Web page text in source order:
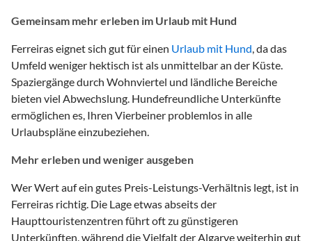
Gemeinsam mehr erleben im Urlaub mit Hund
Ferreiras eignet sich gut für einen Urlaub mit Hund , da das
Umfeld weniger hektisch ist als unmittelbar an der Küste.
Spaziergänge durch Wohnviertel und ländliche Bereiche
bieten viel Abwechslung. Hundefreundliche Unterkünfte
ermöglichen es, Ihren Vierbeiner problemlos in alle
Urlaubspläne einzubeziehen.
Mehr erleben und weniger ausgeben
Wer Wert auf ein gutes Preis-Leistungs-Verhältnis legt, ist in
Ferreiras richtig. Die Lage etwas abseits der
Haupttouristenzentren führt oft zu günstigeren
Unterkünften, während die Vielfalt der Algarve weiterhin gut